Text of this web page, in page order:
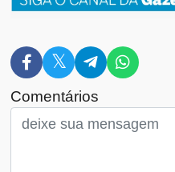
Comentários